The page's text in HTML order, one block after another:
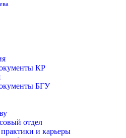
КР
БГУ
отдел
и карьеры